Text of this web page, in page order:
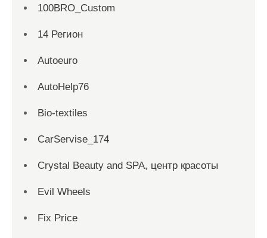
100BRO_Custom
14 Регион
Autoeuro
AutoHelp76
Bio-textiles
CarServise_174
Crystal Beauty and SPA, центр красоты
Evil Wheels
Fix Price